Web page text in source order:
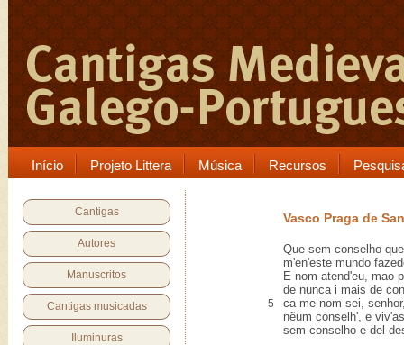
Início Projeto Littera Música Recursos
Cantigas
Autores
Manuscritos
Cantigas musicadas
Iluminuras
Vasco Praga de
Que sem conselho
m'en'este mundo
E nom atend'eu, mao
de nunca i mais de
5
ca me nom sei,
nẽum conselh', e
sem conselho e del